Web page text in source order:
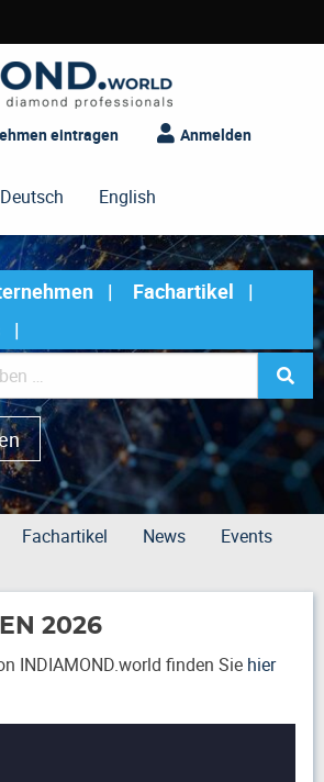
eintragen Anmelden
Deutsch English
Fachartikel
Fachartikel News Events
2026
INDIAMOND.world finden Sie hier